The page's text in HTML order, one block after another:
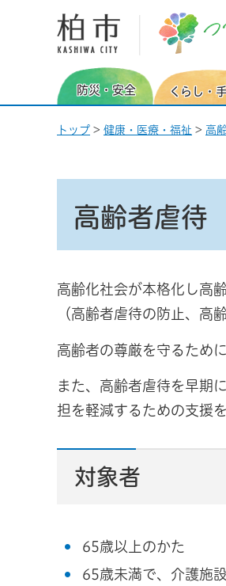
柏市 つづくを、つなぐ。
防災・安全 くらし・
トップ > 健康・医療・福祉 > 高
高齢者虐待
高齢化社会が本格化し高
（高齢者虐待の防止、高
高齢者の尊厳を守るため
また、高齢者虐待を早期
担を軽減するための支援
対象者
65歳以上のかた
65歳未満で、介護施